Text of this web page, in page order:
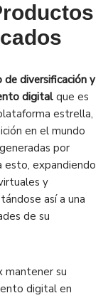
diversificación y
digital que es
estrella,
en el mundo
por
esto, expandiendo
y
así a una
de su
mantener su
digital en